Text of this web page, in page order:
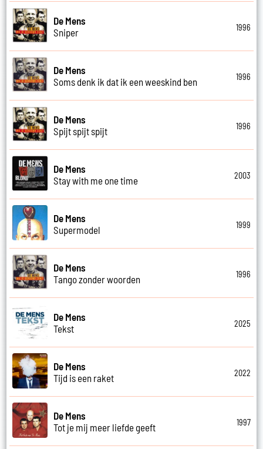
De Mens
Sniper
1996
De Mens
Soms denk ik dat ik een weeskind ben
1996
De Mens
Spijt spijt spijt
1996
De Mens
Stay with me one time
2003
De Mens
Supermodel
1999
De Mens
Tango zonder woorden
1996
De Mens
Tekst
2025
De Mens
Tijd is een raket
2022
De Mens
Tot je mij meer liefde geeft
1997